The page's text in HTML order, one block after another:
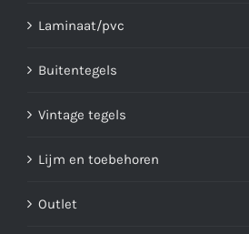
Laminaat/pvc
Buitentegels
Vintage tegels
Lijm en toebehoren
Outlet